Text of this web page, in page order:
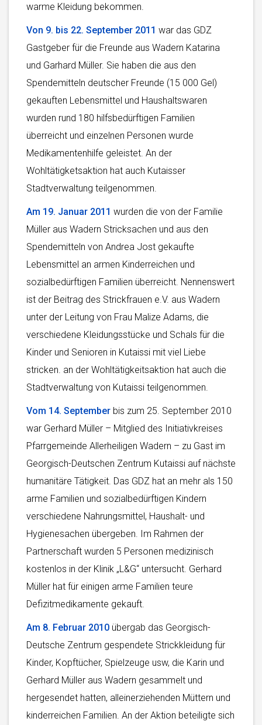
warme Kleidung bekommen.
Von 9. bis 22. September 2011 war das GDZ
Gastgeber für die Freunde aus Wadern Katarina
und Garhard Müller. Sie haben die aus den
Spendemitteln deutscher Freunde (15 000 Gel)
gekauften Lebensmittel und Haushaltswaren
wurden rund 180 hilfsbedürftigen Familien
überreicht und einzelnen Personen wurde
Medikamentenhilfe geleistet. An der
Wohltätigketsaktion hat auch Kutaisser
Stadtverwaltung teilgenommen.
Am 19. Januar 2011 wurden die von der Familie
Müller aus Wadern Stricksachen und aus den
Spendemitteln von Andrea Jost gekaufte
Lebensmittel an armen Kinderreichen und
sozialbedürftigen Familien überreicht. Nennenswert
ist der Beitrag des Strickfrauen e.V. aus Wadern
unter der Leitung von Frau Malize Adams, die
verschiedene Kleidungsstücke und Schals für die
Kinder und Senioren in Kutaissi mit viel Liebe
stricken. an der Wohltätigkeitsaktion hat auch die
Stadtverwaltung von Kutaissi teilgenommen.
Vom 14. September bis zum 25. September 2010
war Gerhard Müller – Mitglied des Initiativkreises
Pfarrgemeinde Allerheiligen Wadern – zu Gast im
Georgisch-Deutschen Zentrum Kutaissi auf nächste
humanitäre Tätigkeit. Das GDZ hat an mehr als 150
arme Familien und sozialbedürftigen Kindern
verschiedene Nahrungsmittel, Haushalt- und
Hygienesachen übergeben. Im Rahmen der
Partnerschaft wurden 5 Personen medizinisch
kostenlos in der Klinik „L&G“ untersucht. Gerhard
Müller hat für einigen arme Familien teure
Defizitmedikamente gekauft.
Am 8. Februar 2010 übergab das Georgisch-
Deutsche Zentrum gespendete Strickkleidung für
Kinder, Kopftücher, Spielzeuge usw, die Karin und
Gerhard Müller aus Wadern gesammelt und
hergesendet hatten, alleinerziehenden Müttern und
kinderreichen Familien. An der Aktion beteiligte sich